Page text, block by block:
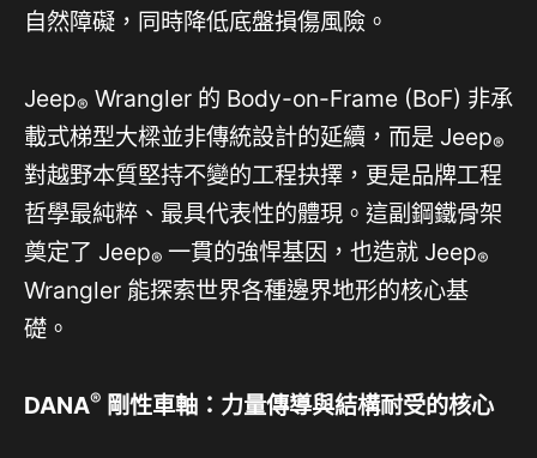
自然障礙，同時降低底盤損傷風險。
Jeep® Wrangler 的 Body-on-Frame (BoF) 非承
載式梯型大樑並非傳統設計的延續，而是 Jeep®
對越野本質堅持不變的工程抉擇，更是品牌工程
哲學最純粹、最具代表性的體現。這副鋼鐵骨架
奠定了 Jeep® 一貫的強悍基因，也造就 Jeep®
Wrangler 能探索世界各種邊界地形的核心基
礎。
DANA® 剛性車軸：力量傳導與結構耐受的核心